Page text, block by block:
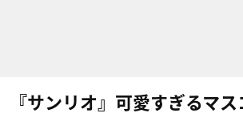
『サンリオ』可愛すぎるマ